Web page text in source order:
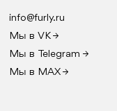
info@furly.ru
Мы в VK →
Мы в Telegram →
Мы в MAX →